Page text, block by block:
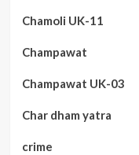
Chamoli UK-11
Champawat
Champawat UK-03
Char dham yatra
crime